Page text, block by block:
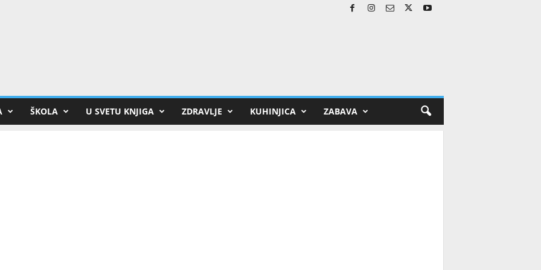
ŠKOLA U SVETU KNJIGA ZDRAVLJE KUHINJICA ZABAVA